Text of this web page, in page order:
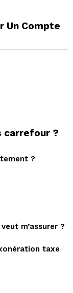
Un Compte
carrefour ?
?
m’assurer ?
taxe